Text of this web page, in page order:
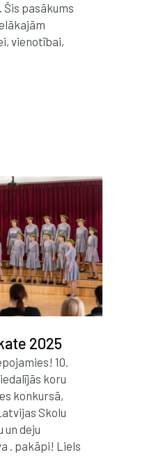
Šis pasākums
vienotībai,
2025
10.
koru
konkursā,
Skolu
un deju
. pakāpi! Liels